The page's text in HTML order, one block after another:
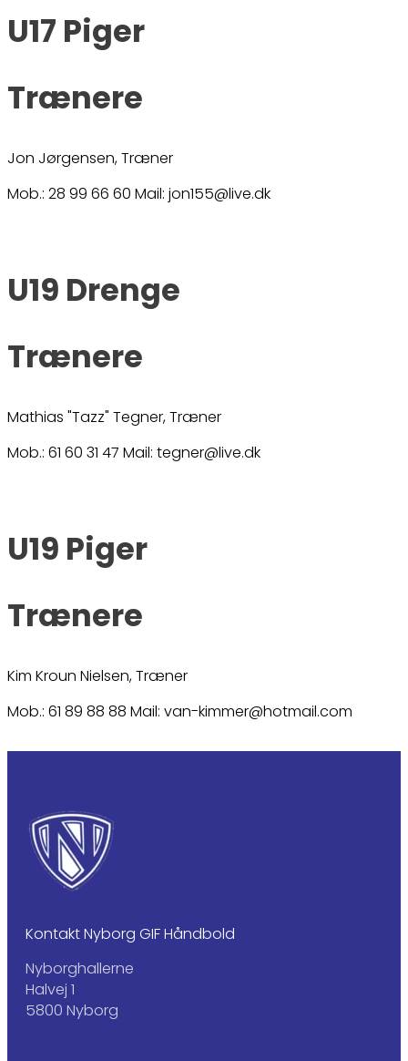
U17 Piger
Trænere
Jon Jørgensen, Træner
Mob.: 28 99 66 60 Mail: jon155@live.dk
U19 Drenge
Trænere
Mathias "Tazz" Tegner, Træner
Mob.: 61 60 31 47 Mail: tegner@live.dk
U19 Piger
Trænere
Kim Kroun Nielsen, Træner
Mob.: 61 89 88 88 Mail: van-kimmer@hotmail.com
Kontakt Nyborg GIF Håndbold
Nyborghallerne
Halvej 1
5800 Nyborg